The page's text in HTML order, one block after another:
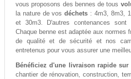
vous proposons des bennes de tous
la nature de vosdéchets : 4m3, 8m3,
et 30m3. D'autres contenances sont
Chaque benne est adaptée aux normes
de qualité et de sécurité et nos
entretenus pour vous assurer une
Bénéficiez d'une livraison rapide sur
chantier de rénovation, construction,